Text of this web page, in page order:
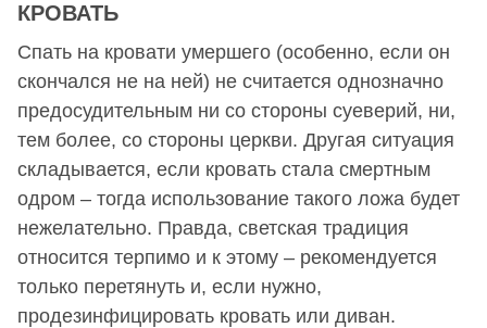
КРОВАТЬ
Спать на кровати умершего (особенно, если он
скончался не на ней) не считается однозначно
предосудительным ни со стороны суеверий, ни,
тем более, со стороны церкви. Другая ситуация
складывается, если кровать стала смертным
одром – тогда использование такого ложа будет
нежелательно. Правда, светская традиция
относится терпимо и к этому – рекомендуется
только перетянуть и, если нужно,
продезинфицировать кровать или диван.